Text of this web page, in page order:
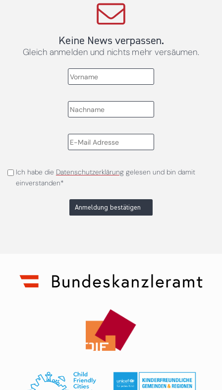
Keine News verpassen.
Gleich anmelden und nichts mehr versäumen.
Ich habe die Datenschutzerklärunggelesen und bin damit
einverstanden*
Anmeldung bestätigen